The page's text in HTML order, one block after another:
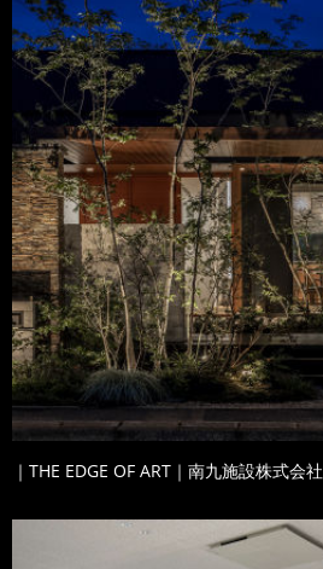
｜THE EDGE OF ART｜南九施設株式会社